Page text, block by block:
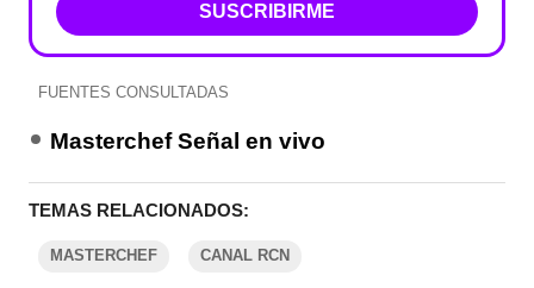
SUSCRIBIRME
FUENTES CONSULTADAS
Masterchef Señal en vivo
TEMAS RELACIONADOS:
MASTERCHEF CANAL RCN